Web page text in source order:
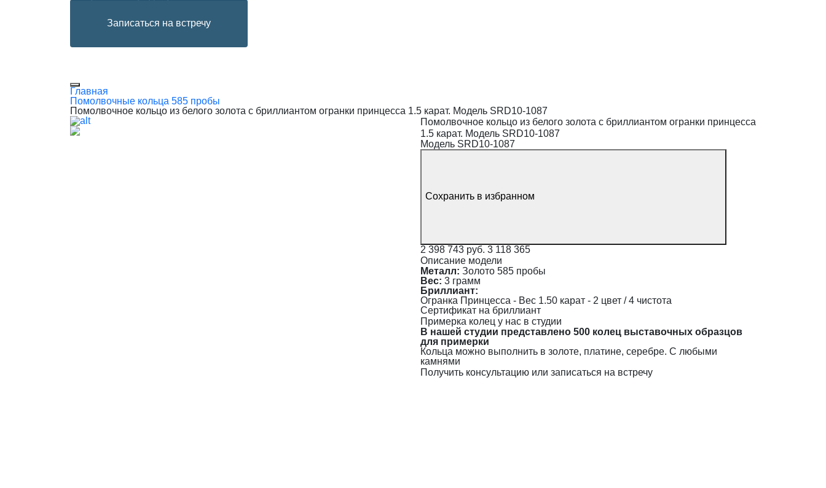
Записаться на встречу
Главная
Помолвочные кольца 585 пробы
Помолвочное кольцо из белого золота с бриллиантом огранки принцесса 1.5 карат. Модель SRD10-1087
Помолвочное кольцо из белого золота с бриллиантом огранки принцесса
1.5 карат. Модель SRD10-1087
Модель SRD10-1087
Сохранить в избранном
2 398 743 руб. 3 118 365
Описание модели
Металл: Золото 585 пробы
Вес: 3 грамм
Бриллиант:
Огранка Принцесса - Вес 1.50 карат - 2 цвет / 4 чистота
Сертификат на бриллиант
Примерка колец у нас в студии
В нашей студии представлено 500 колец выставочных образцов
для примерки
Кольца можно выполнить в золоте, платине, серебре. С любыми
камнями
Получить консультацию или записаться на встречу